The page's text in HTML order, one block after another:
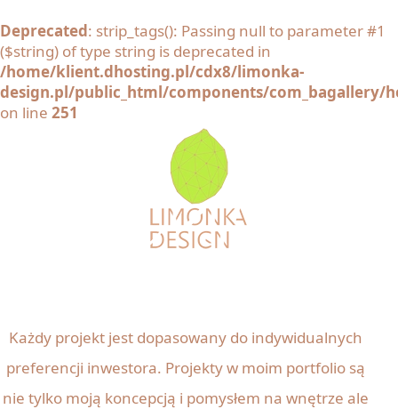
Deprecated: strip_tags(): Passing null to parameter #1
($string) of type string is deprecated in
/home/klient.dhosting.pl/cdx8/limonka-
design.pl/public_html/components/com_bagallery/
on line 251
Każdy projekt jest dopasowany do indywidualnych
preferencji inwestora. Projekty w moim portfolio są
nie tylko moją koncepcją i pomysłem na wnętrze ale